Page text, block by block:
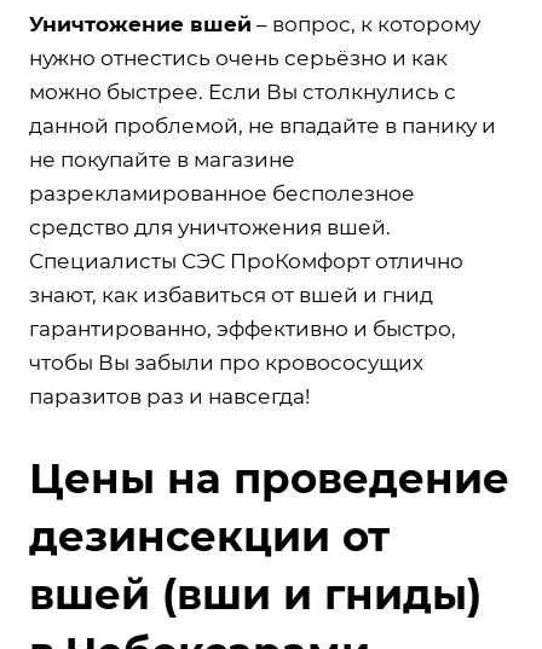
Уничтожение вшей – вопрос, к которому
нужно отнестись очень серьёзно и как
можно быстрее. Если Вы столкнулись с
данной проблемой, не впадайте в панику и
не покупайте в магазине
разрекламированное бесполезное
средство для уничтожения вшей.
Специалисты СЭС ПроКомфорт отлично
знают, как избавиться от вшей и гнид
гарантированно, эффективно и быстро,
чтобы Вы забыли про кровососущих
паразитов раз и навсегда!
Цены на проведение
дезинсекции от
вшей (вши и гниды)